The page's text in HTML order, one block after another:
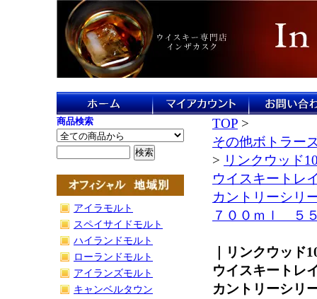
商品検索
アイラモルト
スペイサイドモルト
ハイランドモルト
ローランドモルト
アイランズモルト
キャンベルタウン
TOP >
その他ボトラー
> リンクウッド
ウイスキート
カントリーシ
７００ｍｌ ５
｜リンクウッ
ウイスキート
カントリーシ